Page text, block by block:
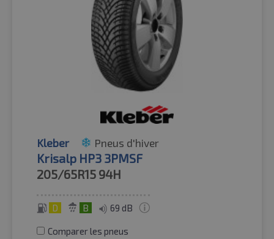
Kleber Pneus d'hiver
Krisalp HP3 3PMSF
205/65R15 94H
D B 69 dB
Comparer les pneus